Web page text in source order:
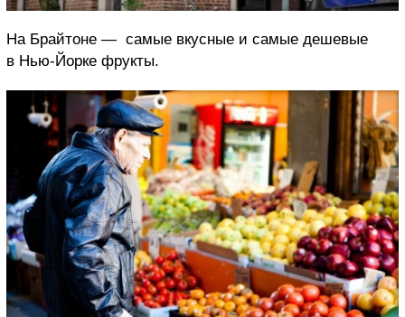
На Брайтоне — самые вкусные и самые дешевые
в Нью-Йорке фрукты.